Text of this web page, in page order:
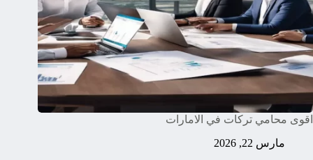
اقوى محامي تركات في الامارات
مارس 22, 2026